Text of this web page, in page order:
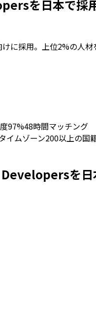
を日本で採
に採用。上位2%の人
97%48時間マッチング
イムゾーン200以上の国
を日